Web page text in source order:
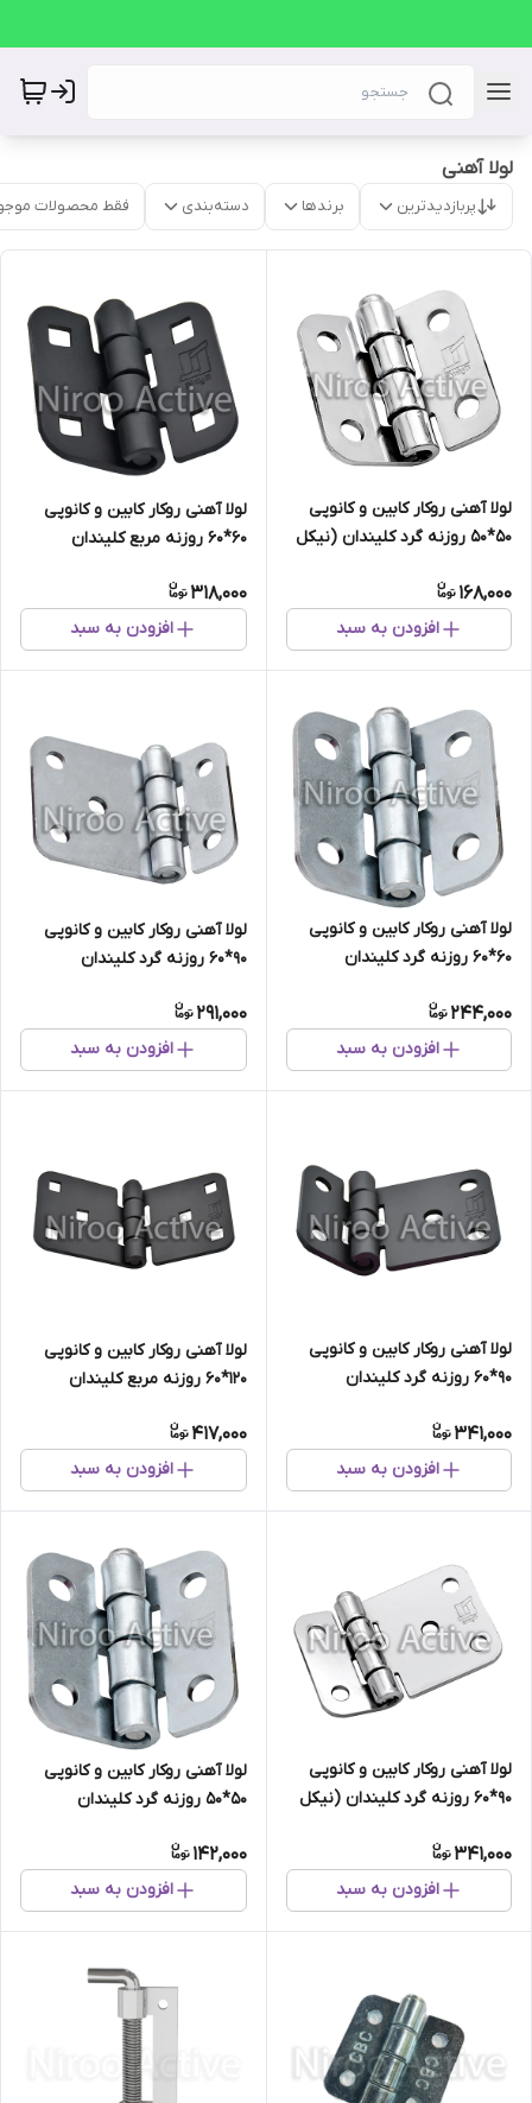
لولا آهنی
پربازدیدترین برندها دسته‌بندی فقط محصولات
لولا آهنی روکار کابین و کانوپی
۵۰*۵۰ روزنه گرد کلیندان (نیکل
168,000
افزودن به سبد
لولا آهنی روکار کابین و کانوپی
۶۰*۶۰ روزنه مربع کلیندان
318,000
افزودن به سبد
لولا آهنی روکار کابین و کانوپی
۶۰*۶۰ روزنه گرد کلیندان
244,000
افزودن به سبد
لولا آهنی روکار کابین و کانوپی
۹۰*۶۰ روزنه گرد کلیندان
291,000
افزودن به سبد
لولا آهنی روکار کابین و کانوپی
۹۰*۶۰ روزنه گرد کلیندان
341,000
افزودن به سبد
لولا آهنی روکار کابین و کانوپی
۱۲۰*۶۰ روزنه مربع کلیندان
417,000
افزودن به سبد
لولا آهنی روکار کابین و کانوپی
۹۰*۶۰ روزنه گرد کلیندان (نیکل
341,000
افزودن به سبد
لولا آهنی روکار کابین و کانوپی
۵۰*۵۰ روزنه گرد کلیندان
142,000
افزودن به سبد